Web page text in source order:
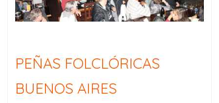
PEÑAS FOLCLÓRICAS
BUENOS AIRES